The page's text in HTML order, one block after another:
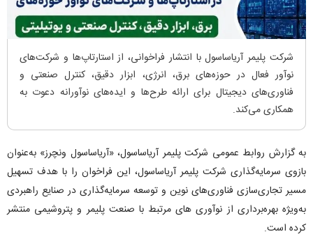
شرکت پلیمر آریاساسول با انتشار فراخوانی، از استارتاپ‌ها و شرکت‌های
نوآور فعال در حوزه‌های برق، انرژی، ابزار دقیق، کنترل صنعتی و
فناوری‌های دیجیتال برای ارائه طرح‌ها و ایده‌های نوآورانه دعوت به
همکاری می‌کند.
به گزارش روابط عمومی شرکت پلیمر آریاساسول، «آریاساسول ونچرز» به‌عنوان
بازوی سرمایه‌گذاری شرکت پلیمر آریاساسول، این فراخوان را با هدف تسهیل
مسیر تجاری‌سازی فناوری‌های نوین و توسعه سرمایه‌گذاری در صنایع راهبردی
به‌ویژه بهره‌برداری از نوآوری های مرتبط با صنعت پلیمر و پتروشیمی منتشر
کرده است.